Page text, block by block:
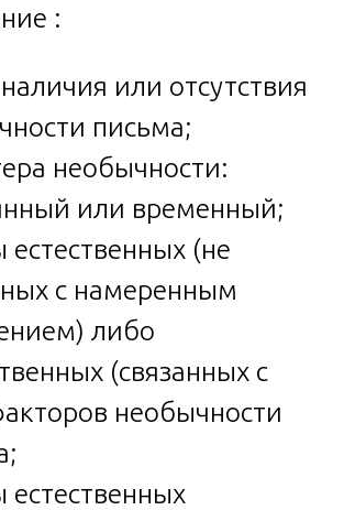
:
или отсутствия
письма;
необычности:
или временный;
естественных (не
с намеренным
либо
(связанных с
необычности
естественных